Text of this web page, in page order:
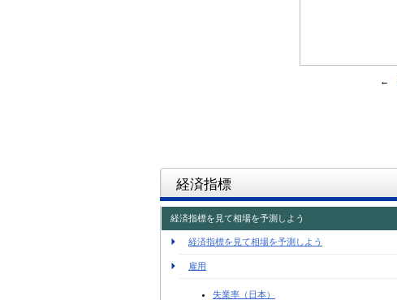
←
経済指標
経済指標を見て相場を予測しよう
経済指標を見て相場を予測しよう
雇用
失業率（日本）